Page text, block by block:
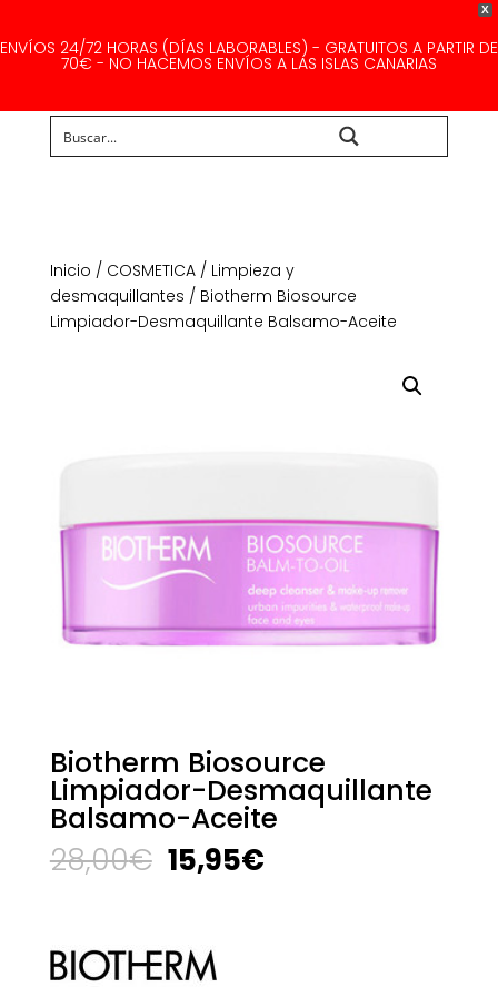
X
ENVÍOS 24/72 HORAS (DÍAS LABORABLES) - GRATUITOS A PARTIR DE
70€ - NO HACEMOS ENVÍOS A LAS ISLAS CANARIAS
Inicio / COSMETICA/ Limpieza y
desmaquillantes / Biotherm Biosource
Limpiador-Desmaquillante Balsamo-Aceite
Biotherm Biosource
Limpiador-Desmaquillante
Balsamo-Aceite
28,00€ El
precio
28,00€.
15,95€El